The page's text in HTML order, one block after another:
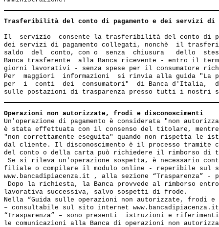
Trasferibilità del conto di pagamento e dei servizi di
Il  servizio  consente la trasferibilità del conto di
dei servizi di pagamento collegati, nonchè  il
saldo  del  conto, con o  senza  chiusura   dello
Banca trasferente  alla Banca ricevente - entro il
giorni lavorativi - senza spese per il consumatore
Per  maggiori  informazioni  si rinvia alla guida
per  i  conti  dei  consumatori"  di Banca d'Italia,
Operazioni non autorizzate, frodi e disconoscimenti
Un'operazione di pagamento è considerata "non
è stata effettuata con il consenso del titolare,
"non correttamente eseguita" quando non rispetta le
dal cliente. Il disconoscimento è il processo
del conto o della carta può richiedere il rimborso di
Se si rileva un'operazione sospetta, è necessario
filiale o compilare il modulo online - reperibile sul
www.bancadipiacenza.it , alla sezione “Trasparenza” -
Dopo la richiesta, la Banca provvede al rimborso
lavorativa successiva, salvo sospetti di frode.
Nella “Guida sulle operazioni non autorizzate, frodi e
– consultabile sul sito internet
“Trasparenza” – sono presenti  istruzioni e
le comunicazioni alla Banca di operazioni non